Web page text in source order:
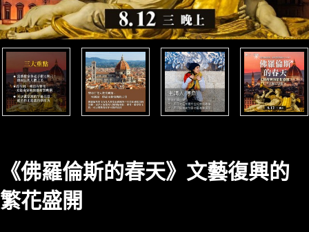
《佛羅倫斯的春天》文藝復興的
繁花盛開